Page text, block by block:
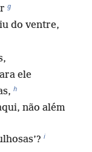
g
do ventre,
ele
h
não além
i